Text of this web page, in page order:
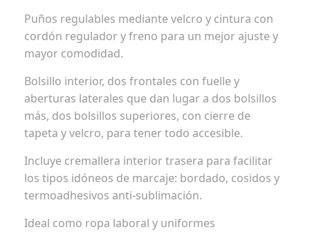
Puños regulables mediante velcro y cintura con
cordón regulador y freno para un mejor ajuste y
mayor comodidad.
Bolsillo interior, dos frontales con fuelle y
aberturas laterales que dan lugar a dos bolsillos
más, dos bolsillos superiores, con cierre de
tapeta y velcro, para tener todo accesible.
Incluye cremallera interior trasera para facilitar
los tipos idóneos de marcaje: bordado, cosidos y
termoadhesivos anti-sublimación.
Ideal como ropa laboral y uniformes